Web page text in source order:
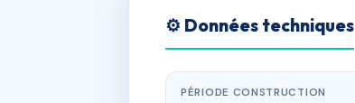
⚙️ Données techniques
PÉRIODE CONSTRUCTION